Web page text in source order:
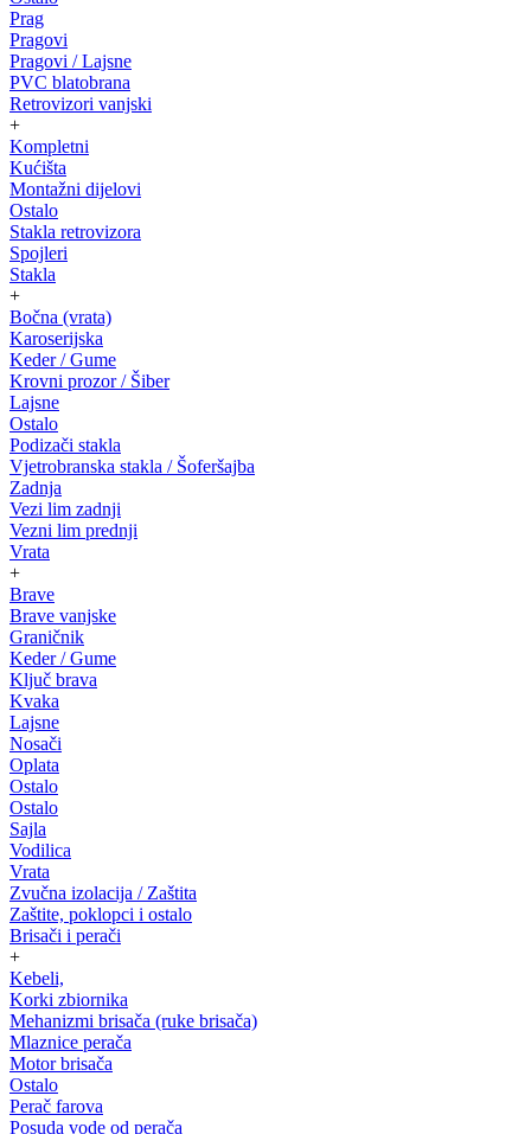
Prag
Pragovi
Pragovi / Lajsne
PVC blatobrana
Retrovizori vanjski
+
Kompletni
Kućišta
Montažni dijelovi
Ostalo
Stakla retrovizora
Spojleri
Stakla
+
Bočna (vrata)
Karoserijska
Keder / Gume
Krovni prozor / Šiber
Lajsne
Ostalo
Podizači stakla
Vjetrobranska stakla / Šoferšajba
Zadnja
Vezi lim zadnji
Vezni lim prednji
Vrata
+
Brave
Brave vanjske
Graničnik
Keder / Gume
Ključ brava
Kvaka
Lajsne
Nosači
Oplata
Ostalo
Ostalo
Sajla
Vodilica
Vrata
Zvučna izolacija / Zaštita
Zaštite, poklopci i ostalo
Brisači i perači
+
Kebeli,
Korki zbiornika
Mehanizmi brisača (ruke brisača)
Mlaznice perača
Motor brisača
Ostalo
Perač farova
Posuda vode od perača